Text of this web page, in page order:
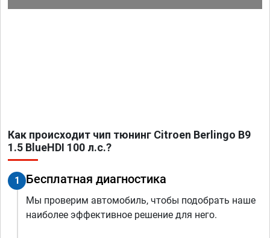
Как происходит чип тюнинг Citroen Berlingo B9
1.5 BlueHDI 100 л.с.?
1 Бесплатная диагностика
Мы проверим автомобиль, чтобы подобрать наше
наиболее эффективное решение для него.